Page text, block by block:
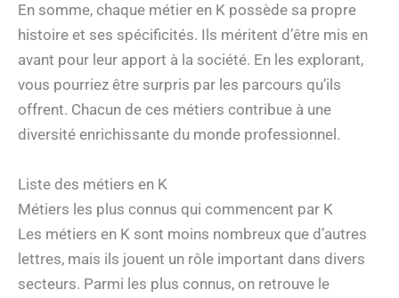
En somme, chaque métier en K possède sa propre
histoire et ses spécificités. Ils méritent d’être mis en
avant pour leur apport à la société. En les explorant,
vous pourriez être surpris par les parcours qu’ils
offrent. Chacun de ces métiers contribue à une
diversité enrichissante du monde professionnel.
Liste des métiers en K
Métiers les plus connus qui commencent par K
Les métiers en K sont moins nombreux que d’autres
lettres, mais ils jouent un rôle important dans divers
secteurs. Parmi les plus connus, on retrouve le